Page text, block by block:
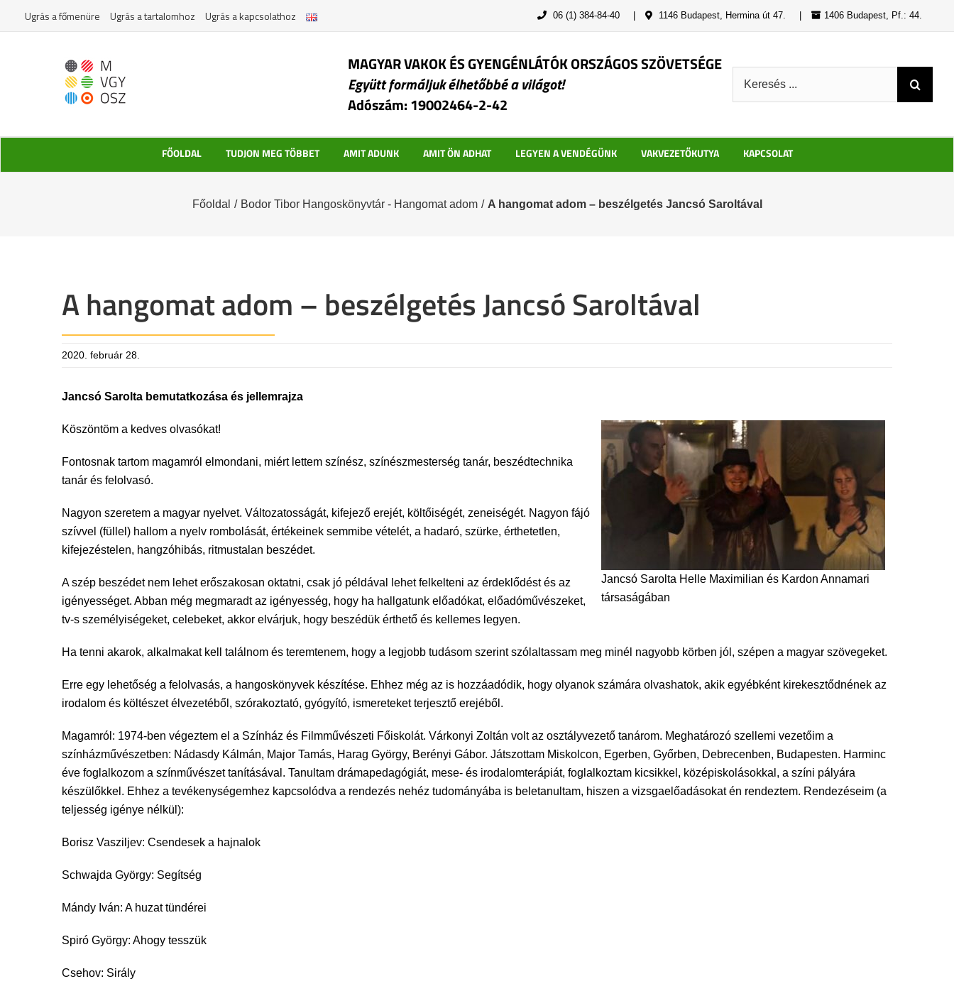
Ugrás a főmenüre Ugrás a tartalomhoz Ugrás a kapcsolathoz 06 (1) 384-84-40 1146 Budapest, Hermina út 47. 1406 Budapest, Pf.: 44.
MAGYAR VAKOK ÉS GYENGÉNLÁTÓK ORSZÁGOS SZÖVETSÉGE
Együtt formáljuk élhetőbbé a világot!
Adószám: 19002464-2-42
FŐOLDAL TUDJON MEG TÖBBET AMIT ADUNK AMIT ÖN ADHAT LEGYEN A VENDÉGÜNK VAKVEZETŐKUTYA KAPCSOLAT
Főoldal / Bodor Tibor Hangoskönyvtár - Hangomat adom / A hangomat adom – beszélgetés Jancsó Saroltával
A hangomat adom – beszélgetés Jancsó Saroltával
2020. február 28.
Jancsó Sarolta bemutatkozása és jellemrajza
Jancsó Sarolta Helle Maximilian és Kardon Annamari
társaságában
Köszöntöm a kedves olvasókat!
Fontosnak tartom magamról elmondani, miért lettem színész, színészmesterség tanár, beszédtechnika
tanár és felolvasó.
Nagyon szeretem a magyar nyelvet. Változatosságát, kifejező erejét, költőiségét, zeneiségét. Nagyon fájó
szívvel (füllel) hallom a nyelv rombolását, értékeinek semmibe vételét, a hadaró, szürke, érthetetlen,
kifejezéstelen, hangzóhibás, ritmustalan beszédet.
A szép beszédet nem lehet erőszakosan oktatni, csak jó példával lehet felkelteni az érdeklődést és az
igényességet. Abban még megmaradt az igényesség, hogy ha hallgatunk előadókat, előadóművészeket,
tv-s személyiségeket, celebeket, akkor elvárjuk, hogy beszédük érthető és kellemes legyen.
Ha tenni akarok, alkalmakat kell találnom és teremtenem, hogy a legjobb tudásom szerint szólaltassam meg minél nagyobb körben jól, szépen a magyar szövegeket.
Erre egy lehetőség a felolvasás, a hangoskönyvek készítése. Ehhez még az is hozzáadódik, hogy olyanok számára olvashatok, akik egyébként kirekesztődnének az
irodalom és költészet élvezetéből, szórakoztató, gyógyító, ismereteket terjesztő erejéből.
Magamról: 1974-ben végeztem el a Színház és Filmművészeti Főiskolát. Várkonyi Zoltán volt az osztályvezető tanárom. Meghatározó szellemi vezetőim a
színházművészetben: Nádasdy Kálmán, Major Tamás, Harag György, Berényi Gábor. Játszottam Miskolcon, Egerben, Győrben, Debrecenben, Budapesten. Harminc
éve foglalkozom a színművészet tanításával. Tanultam drámapedagógiát, mese- és irodalomterápiát, foglalkoztam kicsikkel, középiskolásokkal, a színi pályára
készülőkkel. Ehhez a tevékenységemhez kapcsolódva a rendezés nehéz tudományába is beletanultam, hiszen a vizsgaelőadásokat én rendeztem. Rendezéseim (a
teljesség igénye nélkül):
Borisz Vasziljev: Csendesek a hajnalok
Schwajda György: Segítség
Mándy Iván: A huzat tündérei
Spiró György: Ahogy tesszük
Csehov: Sirály